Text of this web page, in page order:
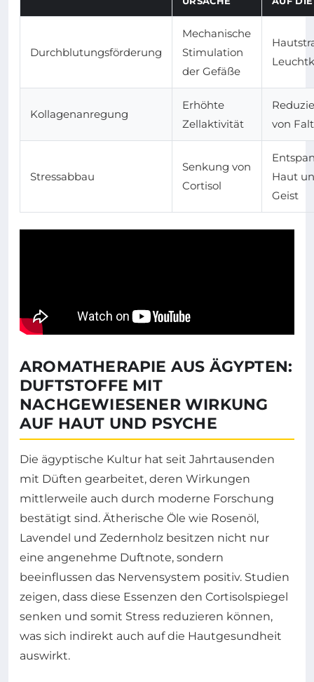
Durchblutungsförderung
Mechanische
Stimulation
der Gefäße
Kollagenanregung
Erhöhte
Zellaktivität
von
Stressabbau
Senkung von
Cortisol
Haut
Geist
AROMATHERAPIE AUS ÄGYPTEN:
DUFTSTOFFE MIT
NACHGEWIESENER WIRKUNG
AUF HAUT UND PSYCHE
Die ägyptische Kultur hat seit Jahrtausenden
mit Düften gearbeitet, deren Wirkungen
mittlerweile auch durch moderne Forschung
bestätigt sind. Ätherische Öle wie Rosenöl,
Lavendel und Zedernholz besitzen nicht nur
eine angenehme Duftnote, sondern
beeinflussen das Nervensystem positiv. Studien
zeigen, dass diese Essenzen den Cortisolspiegel
senken und somit Stress reduzieren können,
was sich indirekt auch auf die Hautgesundheit
auswirkt.